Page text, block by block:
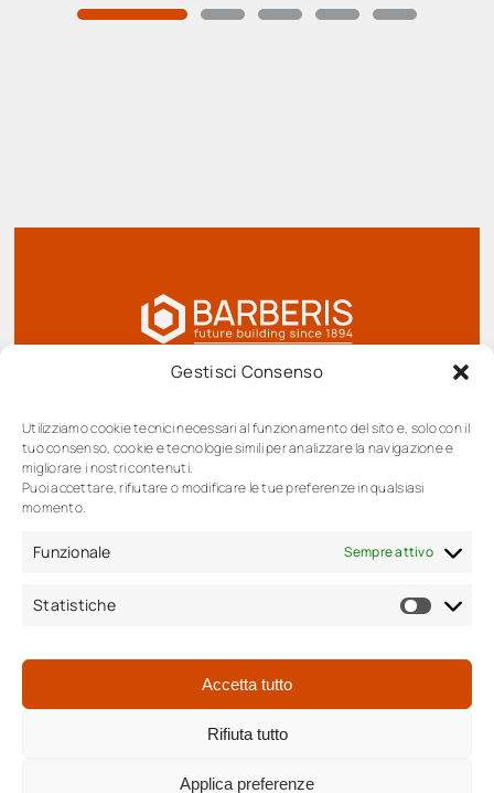
Gestisci Consenso
Utilizziamo cookie tecnici necessari al funzionamento del sito e, solo con il
tuo consenso, cookie e tecnologie simili per analizzare la navigazione e
migliorare i nostri contenuti.
Puoi accettare, rifiutare o modificare le tue preferenze in qualsiasi
momento.
Funzionale Sempre attivo
Statistiche
Accetta tutto
Rifiuta tutto
Applica preferenze
BARBERIS SPA Società benefit, Corso Barolo
48/A | 12051 Alba (Cn)
Tel+39.0173.280019
info@barberisgroup.it